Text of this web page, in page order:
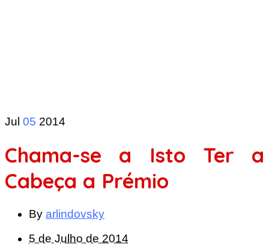
Jul 05 2014
Chama-se a Isto Ter a
Cabeça a Prémio
By arlindovsky
5 de Julho de 2014